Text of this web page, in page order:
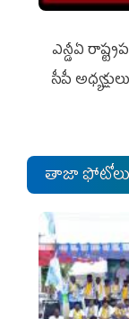
ఎన్డీఏ
సీపీ
తాజా ఫోటోలు